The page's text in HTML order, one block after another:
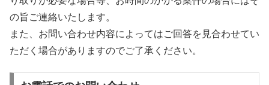
の旨ご連絡いたします。
また、お問い合わせ内容によってはご回答を見合わせてい
ただく場合がありますのでご了承ください。